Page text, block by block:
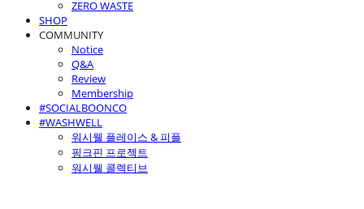
ZERO WASTE
SHOP
COMMUNITY
Notice
Q&A
Review
Membership
#SOCIALBOONCO
#WASHWELL
워시웰 플레이스 & 피플
핑크핀 프로젝트
워시웰 콜렉티브